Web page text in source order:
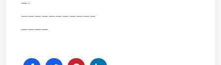
—-
——————————–
————